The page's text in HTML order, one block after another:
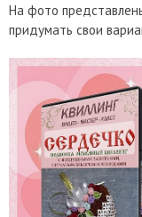
На фото
придумать свои